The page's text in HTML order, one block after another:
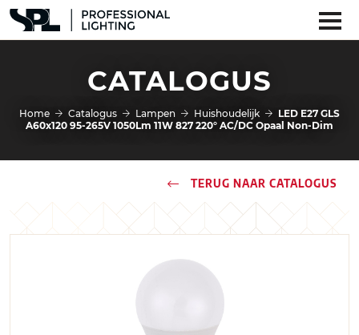
CATALOGUS
Home Catalogus Lampen Huishoudelijk
LED E27 GLS
A60x120 95-265V 1050Lm 11W 827 220° AC/DC Opaal Non-Dim
TERUG NAAR CATALOGUS